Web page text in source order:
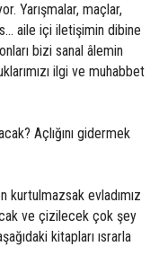
Yarışmalar, maçlar,
aile içi iletişimin dibine
bizi sanal âlemin
ilgi ve muhabbet
Açlığını gidermek
evladımız
ve çizilecek çok şey
kitapları ısrarla